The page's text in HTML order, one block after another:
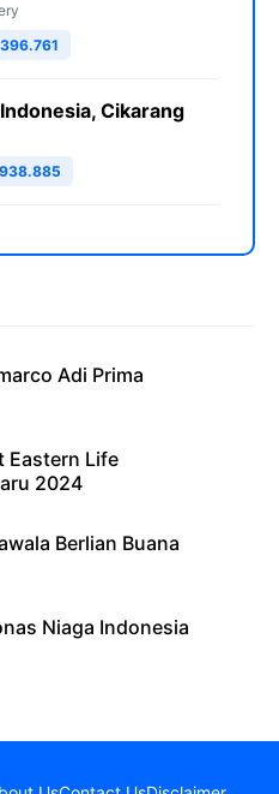
Cikarang
Adi Prima
Eastern Life
2024
Berlian Buana
Niaga Indonesia